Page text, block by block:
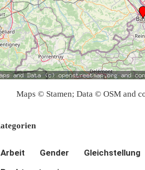
Maps © Stamen; Data © OSM and
Arbeit Gender Gleichstellung